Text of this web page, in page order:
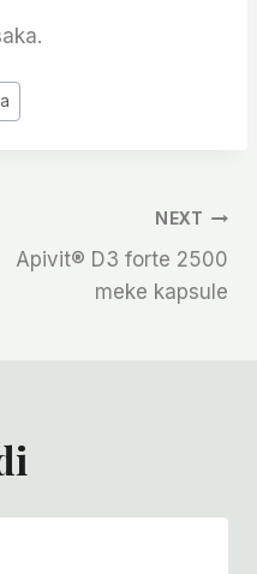
NEXT
Apivit® D3 forte 2500
meke kapsule